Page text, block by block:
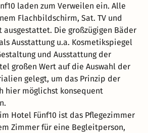
laden zum Verweilen ein. Alle
Flachbildschirm, Sat. TV und
Die großzügigen Bäder
Ausstattung u.a. Kosmetikspiegel
und Ausstattung der
großen Wert auf die Auswahl der
gelegt, um das Prinzip der
hier möglichst konsequent
Hotel Fünf10 ist das Pflegezimmer
Zimmer für eine Begleitperson,